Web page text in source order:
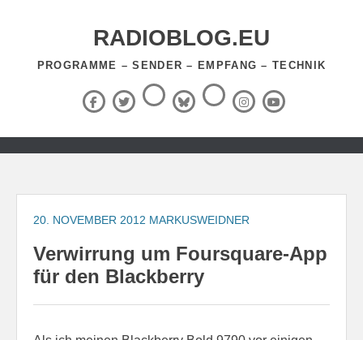
RADIOBLOG.EU
PROGRAMME – SENDER – EMPFANG – TECHNIK
Facebook
X
(Twitter)
ThreadsBlueSky
RSS-
Feed InstagramYouTube
Zum
springen
20. NOVEMBER 2012 MARKUSWEIDNER
Verwirrung um Foursquare-App
für den Blackberry